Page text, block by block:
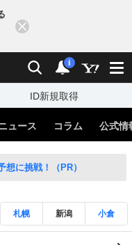
検索 通知
i
ID新規取得
ュース コラム 公式情
に挑戦！（PR）
札幌 新潟 小倉